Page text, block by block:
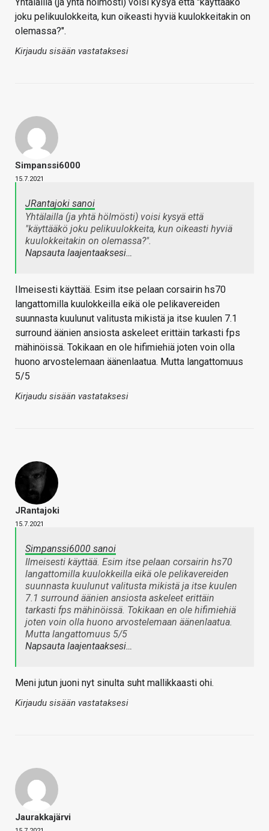
joku pelikuulokkeita, kun oikeasti hyviä kuulokkeitakin on
olemassa?".
Kirjaudu sisään vastataksesi
Simpanssi6000
15.7.2021
JRantajoki sanoi
Yhtälailla (ja yhtä hölmösti) voisi kysyä että
"käyttääkö joku pelikuulokkeita, kun oikeasti hyviä
kuulokkeitakin on olemassa?".
Napsauta laajentaaksesi…
Ilmeisesti käyttää. Esim itse pelaan corsairin hs70
langattomilla kuulokkeilla eikä ole pelikavereiden
suunnasta kuulunut valitusta mikistä ja itse kuulen 7.1
surround äänien ansiosta askeleet erittäin tarkasti fps
mähinöissä. Tokikaan en ole hifimiehiä joten voin olla
huono arvostelemaan äänenlaatua. Mutta langattomuus
5/5
Kirjaudu sisään vastataksesi
JRantajoki
15.7.2021
Simpanssi6000 sanoi
Ilmeisesti käyttää. Esim itse pelaan corsairin hs70
langattomilla kuulokkeilla eikä ole pelikavereiden
suunnasta kuulunut valitusta mikistä ja itse kuulen
7.1 surround äänien ansiosta askeleet erittäin
tarkasti fps mähinöissä. Tokikaan en ole hifimiehiä
joten voin olla huono arvostelemaan äänenlaatua.
Mutta langattomuus 5/5
Napsauta laajentaaksesi…
Meni jutun juoni nyt sinulta suht mallikkaasti ohi.
Kirjaudu sisään vastataksesi
Jaurakkajärvi